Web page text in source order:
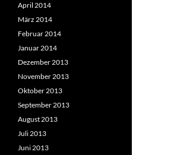
April 2014
März 2014
Februar 2014
Januar 2014
Dezember 2013
November 2013
Oktober 2013
September 2013
August 2013
Juli 2013
Juni 2013